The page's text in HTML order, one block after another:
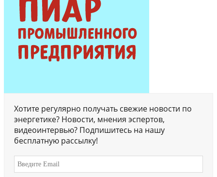
Хотите регулярно получать свежие новости по
энергетике? Новости, мнения эспертов,
видеоинтервью? Подпишитесь на нашу
бесплатную рассылку!